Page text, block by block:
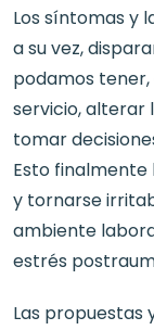
Los síntomas y
a su vez,
podamos
servicio, alterar
tomar
Esto
y tornarse
ambiente
estrés
Las propuestas